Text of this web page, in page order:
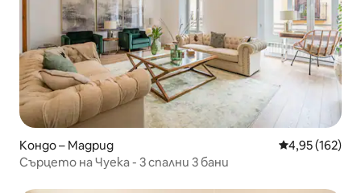
Кондо – Мадрид Средна
4,95 (162)
Сърцето на Чуека - 3 спални 3 бани